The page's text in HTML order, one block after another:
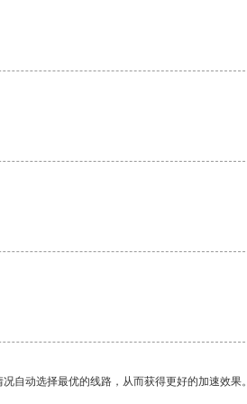
自动选择最优的线路，从而获得更好的加速效果。